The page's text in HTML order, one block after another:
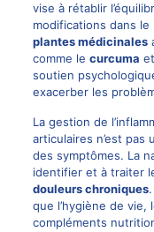
vise à rétablir
modifications dans le
plantes médicinales
comme le curcuma
soutien
exacerber les
La gestion de
articulaires n’est
des symptômes. La
identifier et à traiter
douleurs chroniques
que l’hygiène de
compléments